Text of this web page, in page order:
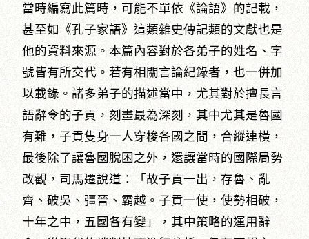
當時編寫此篇時，可能不單依《論語》的記載，
甚至如《孔子家語》這類雜史傳記類的文獻也是
他的資料來源。本篇內容對於各弟子的姓名、字
號皆有所交代。若有相關言論紀錄者，也一併加
以載錄。諸多弟子的描述當中，尤其對於擅長言
語辭令的子貢，刻畫最為深刻，其中尤其是魯國
有難，子貢隻身一人穿梭各國之間，合縱連橫，
最後除了讓魯國脫困之外，還讓當時的國際局勢
改觀，司馬遷說道：「故子貢一出，存魯、亂
齊、破吳、彊晉、霸越。子貢一使，使勢相破，
十年之中，五國各有變」，其中策略的運用辭